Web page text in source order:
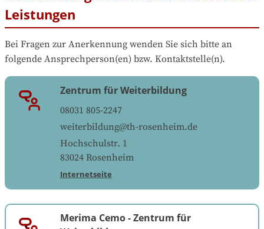
Leistungen
Bei Fragen zur Anerkennung wenden Sie sich bitte an
folgende Ansprechperson(en) bzw. Kontaktstelle(n).
Zentrum für Weiterbildung
08031 805-2247
weiterbildung@th-rosenheim.de
Hochschulstr. 1
83024 Rosenheim
Internetseite
Merima Cemo -Zentrum für